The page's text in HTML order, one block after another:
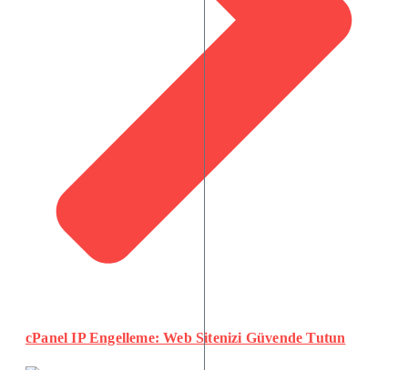
cPanel IP Engelleme: Web Sitenizi Güvende Tutun